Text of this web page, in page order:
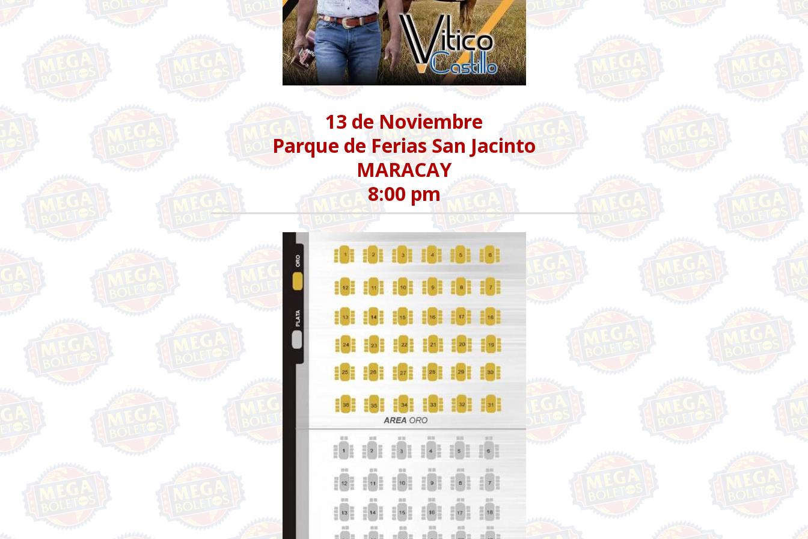
13 de Noviembre
Parque de Ferias San Jacinto
MARACAY
8:00 pm